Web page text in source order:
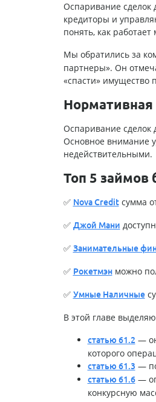
Оспаривание сделок
кредиторы и
понять, как
Мы обратились за
партнеры». Он
«спасти» имущество
Нормативная
Оспаривание сделок
Основное внимание
недействительными.
Топ 5 займов
✅ Nova Creditсумма
✅ Джой Мани
✅ Занимательные
✅ Рокетмэнможно
✅ Умные Наличные
В этой главе
статью 61.2 —
которого
статью 61.3 —
статью 61.6—
конкурсную